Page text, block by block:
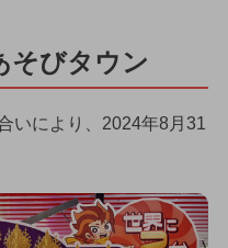
そびタウン
いにより、2024年8月31